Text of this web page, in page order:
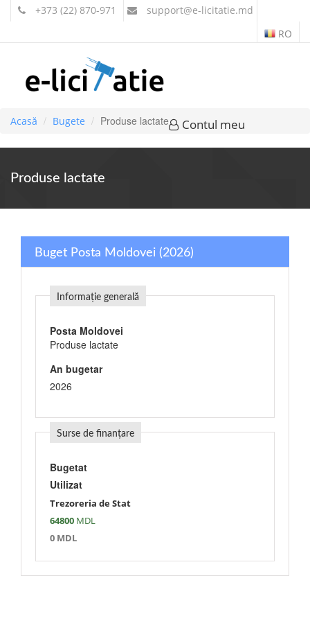
+373 (22) 870-971 support@e-licitatie.md
RO
Contul meu
Acasă Bugete Produse lactate
Produse lactate
Buget Posta Moldovei (2026)
Informație generală
Posta Moldovei
Produse lactate
An bugetar
2026
Surse de finanțare
Bugetat
Utilizat
Trezoreria de Stat
64800 MDL
0 MDL